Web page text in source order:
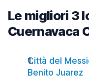
Le migliori 3
Cuernavaca
Città del
Benito Juarez